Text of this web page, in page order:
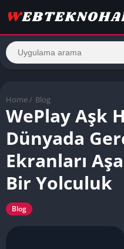
Home / Blog
WePlay Aşk
Dünyada
Ekranları
Bir Yolculuk
Blog